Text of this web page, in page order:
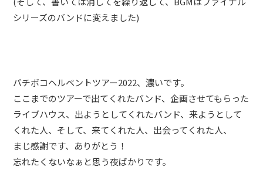
シリーズのバンドに変えました)
バチボコヘルベントツアー2022、濃いです。
ここまでのツアーで出てくれたバンド、企画させてもらった
ライブハウス、出ようとしてくれたバンド、来ようとして
くれた人、そして、来てくれた人、出会ってくれた人、
まじ感謝です、ありがとう！
忘れたくないなぁと思う夜ばかりです。